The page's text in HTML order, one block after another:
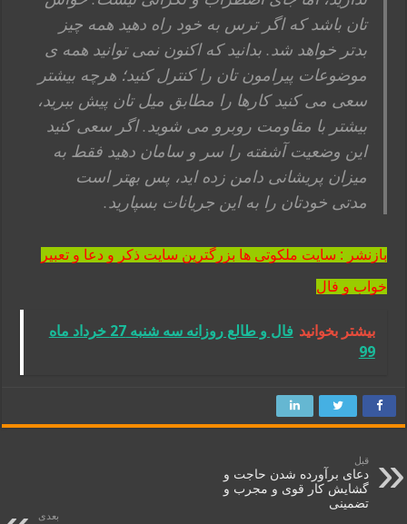
تان باشد که اگر ترس به خود راه دهید همه چیز
بدتر خواهد شد. بدانید که اکنون نمی توانید همه ی
موضوعات پیرامون تان را کنترل کنید؛ هرچه بیشتر
سعی می کنید کارها را مطابق میل تان پیش ببرید،
بیشتر با مقاومت روبرو می شوید. اگر سعی کنید
این وضعیت آشفته را سر و سامان دهید فقط به
میزان پریشانی دامن زده اید، پس بهتر است
مدتی خودتان را به این جریانات بسپارید.
بازنشر : سایت ملکوتی ها بزرگترین سایت ذکر و دعا و تعبیر
خواب و فال
بیشتر بخوانید
فال و طالع روزانه سه شنبه 27 خرداد ماه
99
قبل
دعای برآورده شدن حاجت و
گشایش کار قوی و مجرب و
تضمینی
بعدی